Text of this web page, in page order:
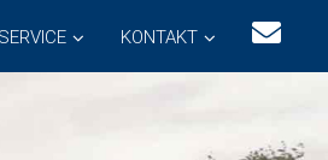
SERVICE KONTAKT